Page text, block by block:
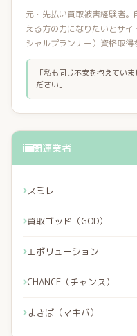
元・先払い買取被害経験者
える方の力になりたいとサ
シャルプランナー）資格取得
「私も同じ不安を抱えてい
ださい」
関連業者
スミレ
買取ゴッド（GOD）
エボリューション
CHANCE（チャンス）
まきば（マキバ）